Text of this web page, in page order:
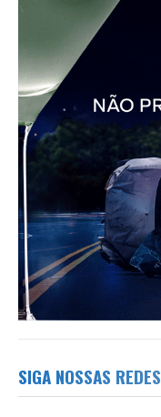
SIGA NOSSAS REDES